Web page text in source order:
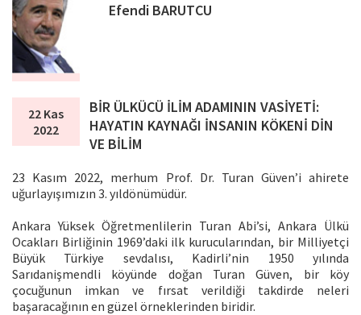
Efendi BARUTCU
22 Kas
2022
BİR ÜLKÜCÜ İLİM ADAMININ VASİYETİ:
HAYATIN KAYNAĞI İNSANIN KÖKENİ DİN
VE BİLİM
23 Kasım 2022, merhum Prof. Dr. Turan Güven’i ahirete
uğurlayışımızın 3. yıldönümüdür.
Ankara Yüksek Öğretmenlilerin Turan Abi’si, Ankara Ülkü
Ocakları Birliğinin 1969’daki ilk kurucularından, bir Milliyetçi
Büyük Türkiye sevdalısı, Kadirli’nin 1950 yılında
Sarıdanişmendli köyünde doğan Turan Güven, bir köy
çocuğunun imkan ve fırsat verildiği takdirde neleri
başaracağının en güzel örneklerinden biridir.